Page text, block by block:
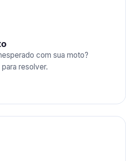
com sua moto?
resolver.